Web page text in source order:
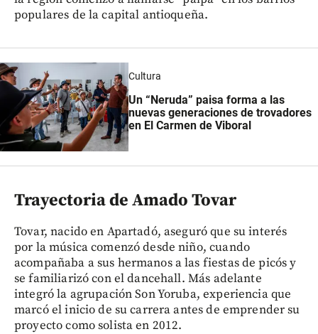
populares de la capital antioqueña.
Cultura
Un “Neruda” paisa forma a las
nuevas generaciones de trovadores
en El Carmen de Viboral
Trayectoria de Amado Tovar
Tovar, nacido en Apartadó, aseguró que su interés
por la música comenzó desde niño, cuando
acompañaba a sus hermanos a las fiestas de picós y
se familiarizó con el dancehall. Más adelante
integró la agrupación Son Yoruba, experiencia que
marcó el inicio de su carrera antes de emprender su
proyecto como solista en 2012.